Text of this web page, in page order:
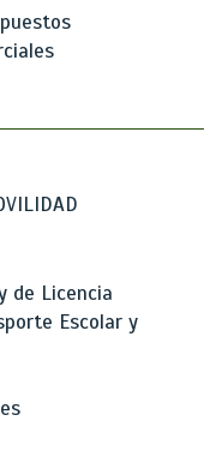
de Licencia
Escolar y